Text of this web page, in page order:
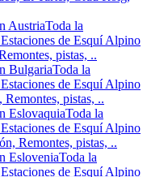
AustriaToda la
de Esquí Alpino
pistas, ..
BulgariaToda la
de Esquí Alpino
pistas, ..
EslovaquiaToda la
de Esquí Alpino
Remontes, pistas, ..
EsloveniaToda la
de Esquí Alpino